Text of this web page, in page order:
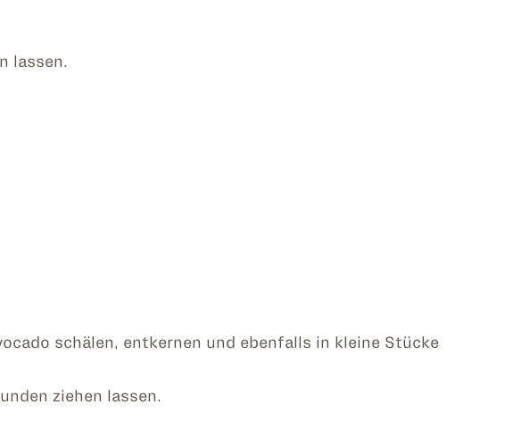
lassen.
schälen, entkernen und ebenfalls in kleine Stücke
ziehen lassen.